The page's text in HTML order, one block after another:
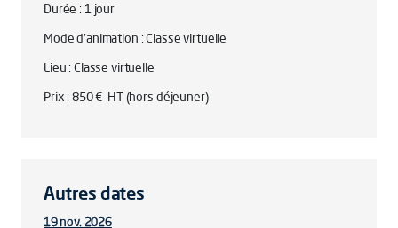
Durée : 1 jour
Mode d'animation : Classe virtuelle
Lieu : Classe virtuelle
Prix : 850 € HT (hors déjeuner)
Autres dates
19 nov. 2026